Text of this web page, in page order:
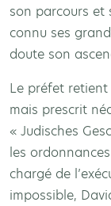
son parcours et
connu ses
doute son
Le préfet
mais prescrit
« Judisches
les
chargé de
impossible,